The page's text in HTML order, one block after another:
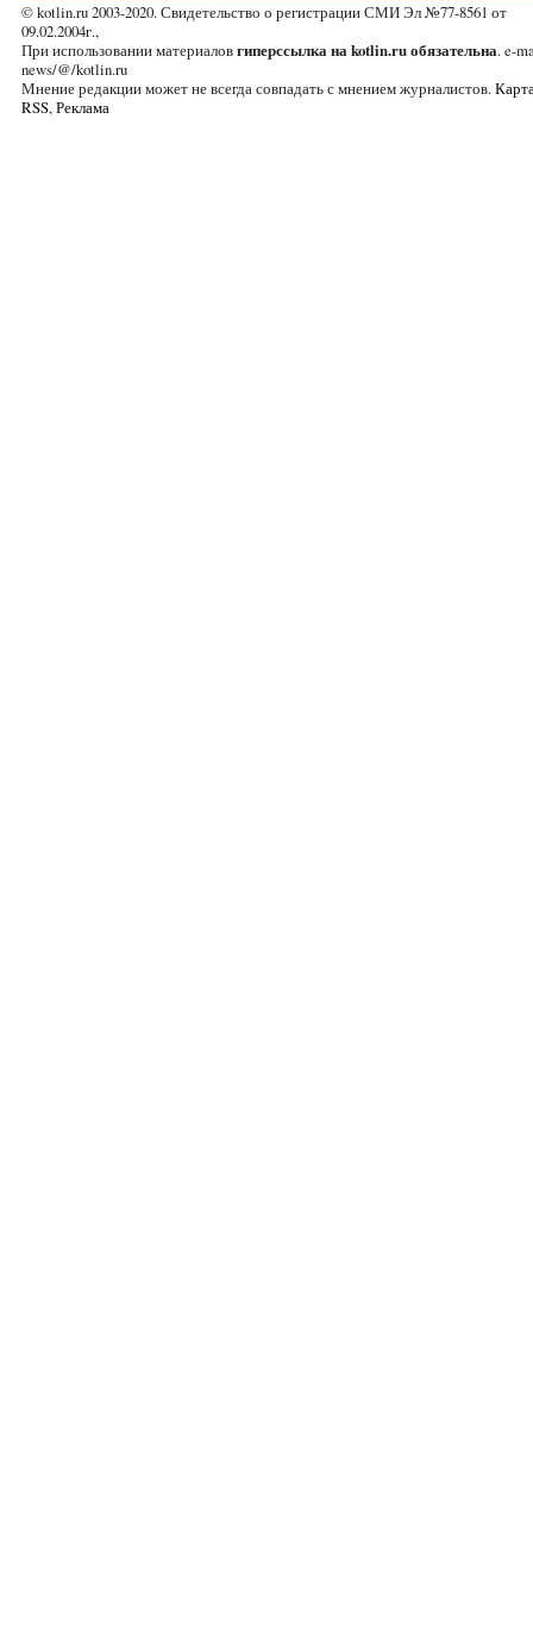
© kotlin.ru 2003-2020. Свидетельство о регистрации СМИ Эл №77-8561 от
09.02.2004г.,
При использовании материаловгиперссылка на kotlin.ru обязательна. e-
news/@/kotlin.ru
Мнение редакции может не всегда совпадать с мнением журналистов.
RSS,Реклама